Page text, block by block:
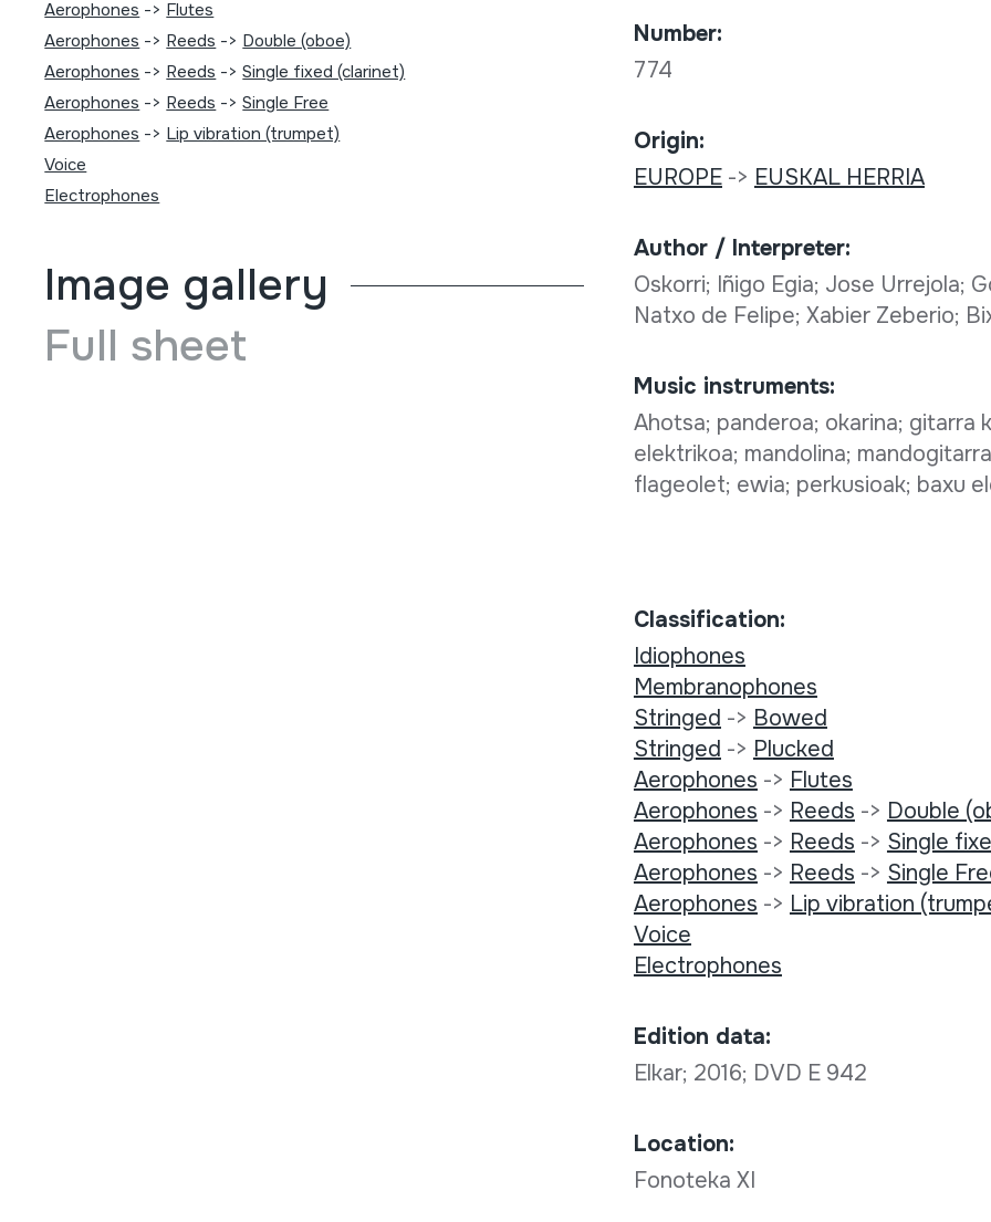
Aerophones -> Flutes
Aerophones -> Reeds -> Double (oboe)
Aerophones -> Reeds ->Single fixed (clarinet)
Aerophones -> Reeds ->Single Free
Aerophones -> Lip vibration (trumpet)
Voice
Electrophones
Image gallery
Full sheet
Number:
774
Origin:
EUROPE-> EUSKAL HERRIA
Author / Interpreter:
Oskorri; Iñigo Egia; Jose Urrejola;
Natxo de Felipe; Xabier Zeberio;
Music instruments:
Ahotsa; panderoa; okarina; gitarra
elektrikoa; mandolina;
flageolet; ewia; perkusioak; baxu
Classification:
Idiophones
Membranophones
Stringed -> Bowed
Stringed -> Plucked
Aerophones -> Flutes
Aerophones -> Reeds -> Double
Aerophones -> Reeds -> Single
Aerophones -> Reeds -> Single
Aerophones -> Lip vibration
Voice
Electrophones
Edition data:
Elkar; 2016; DVD E 942
Location:
Fonoteka XI